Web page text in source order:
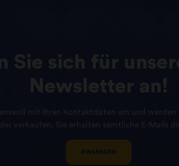
Sie sich für
Newsletter
an!
mit Ihren Kontaktdaten um und
verkaufen. Sie erhalten sämtliche E-Mails
EINSENDEN